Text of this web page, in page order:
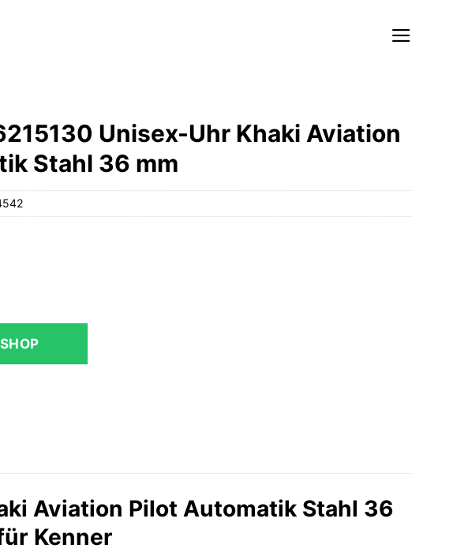
Unisex-Uhr Khaki Aviation
Stahl 36 mm
Aviation Pilot Automatik Stahl 36
Kenner